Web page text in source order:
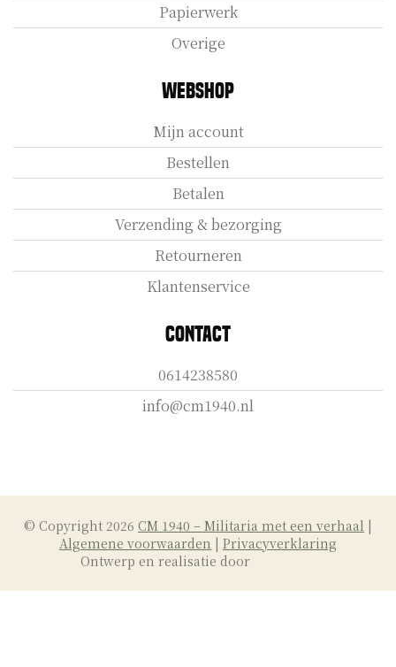
Papierwerk
Overige
Webshop
Mijn account
Bestellen
Betalen
Verzending & bezorging
Retourneren
Klantenservice
Contact
0614238580
info@cm1940.nl
© Copyright 2026 CM 1940 – Militaria met een verhaal |
Algemene voorwaarden | Privacyverklaring
Ontwerp en realisatie door